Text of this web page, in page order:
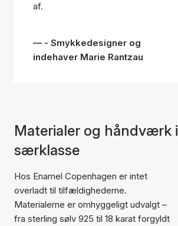
af.
- Smykkedesigner og
indehaver Marie Rantzau
Materialer og håndværk i
særklasse
Hos Enamel Copenhagen er intet
overladt til tilfældighederne.
Materialerne er omhyggeligt udvalgt –
fra sterling sølv 925 til 18 karat forgyldt